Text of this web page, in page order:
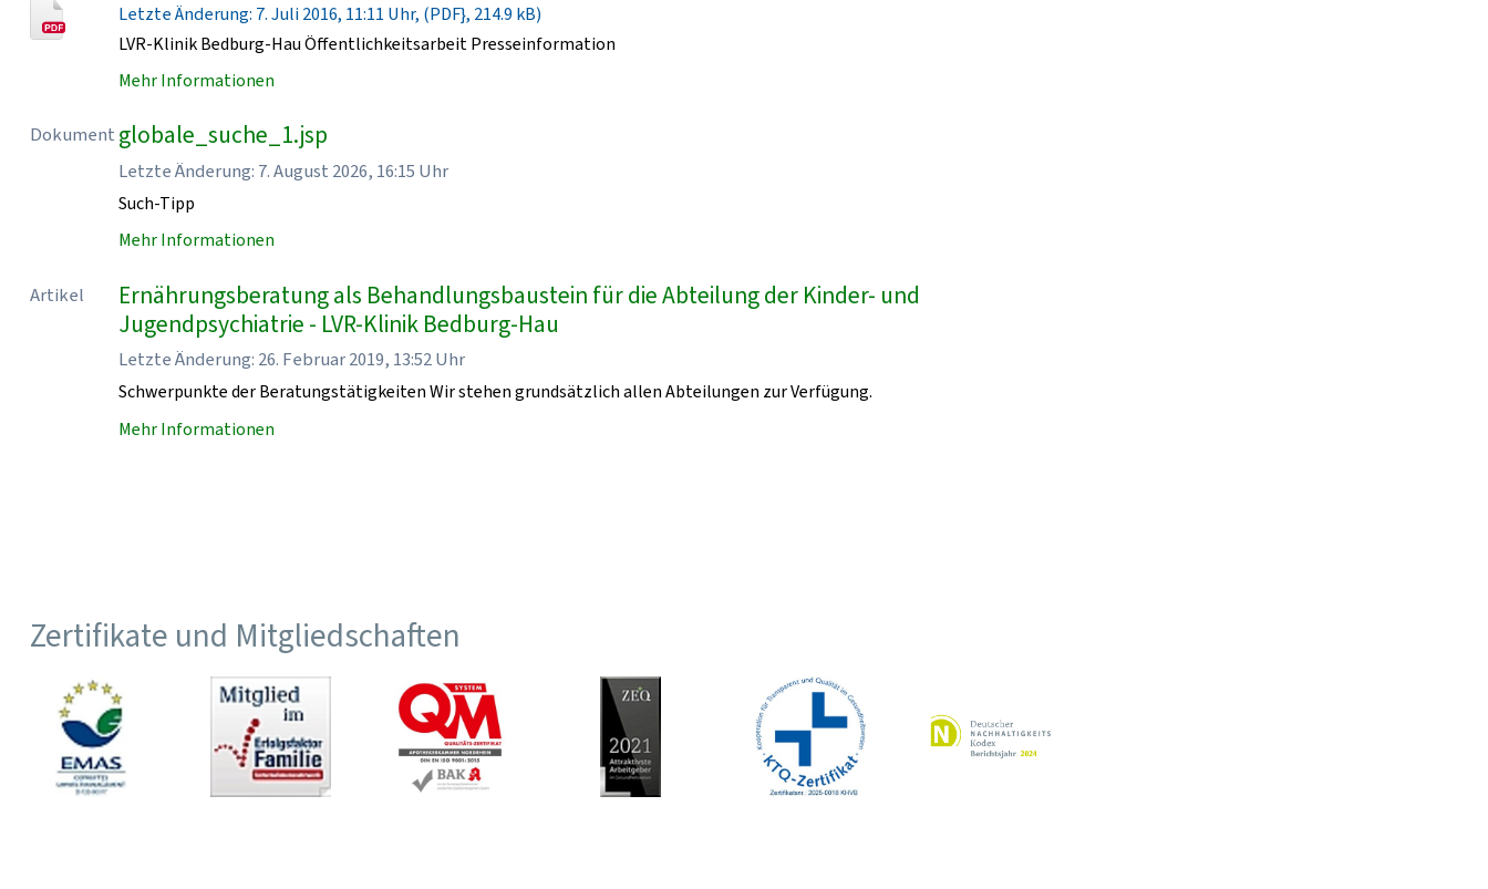
Letzte Änderung: 7. Juli 2016, 11:11 Uhr, (PDF}, 214.9 kB)
LVR-Klinik Bedburg-Hau Öffentlichkeitsarbeit Presseinformation
Mehr Informationen
Dokument globale_suche_1.jsp
Letzte Änderung: 7. August 2026, 16:15 Uhr
Such-Tipp
Mehr Informationen
Artikel
Ernährungsberatung als Behandlungsbaustein für die Abteilung der Kinder- und
Jugendpsychiatrie - LVR-Klinik Bedburg-Hau
Letzte Änderung: 26. Februar 2019, 13:52 Uhr
Schwerpunkte der Beratungstätigkeiten Wir stehen grundsätzlich allen Abteilungen zur Verfügung.
Mehr Informationen
Zertifikate und Mitgliedschaften